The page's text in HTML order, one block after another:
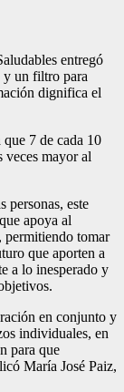
entregó
y un filtro para
dignifica el
7 de cada 10
veces mayor al
personas, este
apoya al
permitiendo tomar
que aporten a
a lo inesperado y
en conjunto y
individuales, en
para que
María José Paiz,